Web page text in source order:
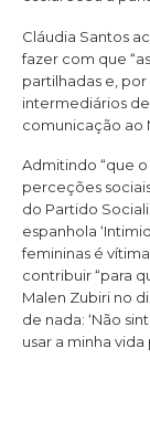
Cláudia Santos
fazer com que
partilhadas e,
intermediários
comunicação ao
Admitindo “que
perceções
do Partido
espanhola
femininas é
contribuir “para
Malen Zubiri no
de nada: ‘Não
usar a minha vida